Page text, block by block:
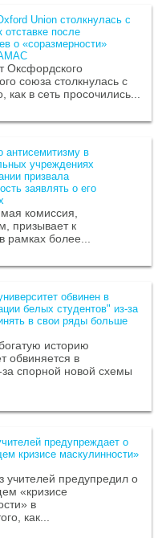
Union столкнулась с
отставке после
о «соразмерности»
Оксфордского
союза столкнулась с
как в сеть просочились...
антисемитизму в
учреждениях
призвала
заявлять о его
комиссия,
призывает к
рамках более...
обвинен в
белых студентов" из-за
в свои ряды больше
историю
обвиняется в
спорной новой схемы
предупреждает о
кризисе маскулинности»
предупредил о
«кризисе
в
как...